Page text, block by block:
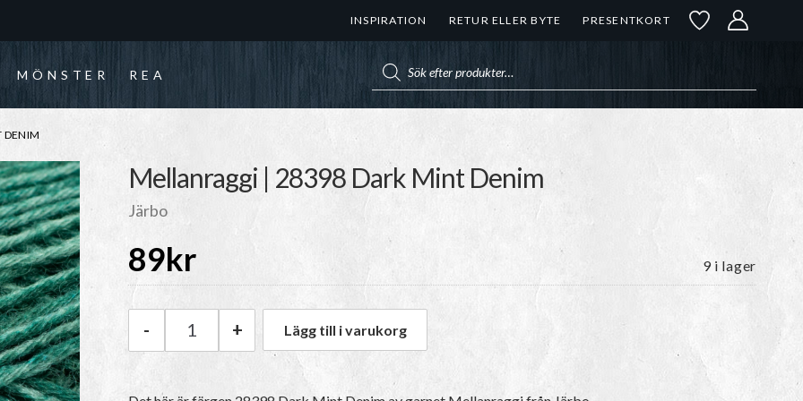
INSPIRATION RETUR ELLER BYTE PRESENTKORT
MÖNSTER REA
DENIM
Mellanraggi | 28398 Dark Mint Denim
Järbo
89kr 9 i lager
Järbo Mellanraggi | 28398 Dark Mint Denim mängd
- + Lägg till i varukorg